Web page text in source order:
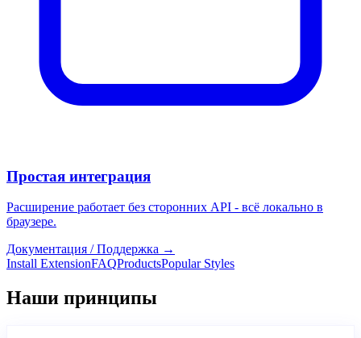
Простая интеграция
Расширение работает без сторонних API - всё локально в
браузере.
Документация / Поддержка →
Install ExtensionFAQProductsPopular Styles
Наши принципы